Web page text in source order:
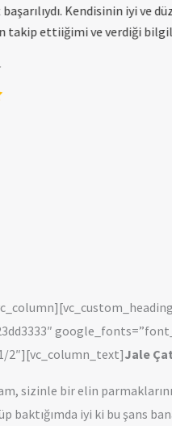
öncelikle kendimle
alanlarda çoktan yola
2″][vc_column_text]Jale
sizinle bir elin
baktığımda iyi ki bu şans